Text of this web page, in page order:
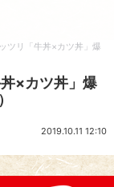
ツリ「牛丼×カツ丼」爆
×カツ丼」爆
2019.10.11 12:10